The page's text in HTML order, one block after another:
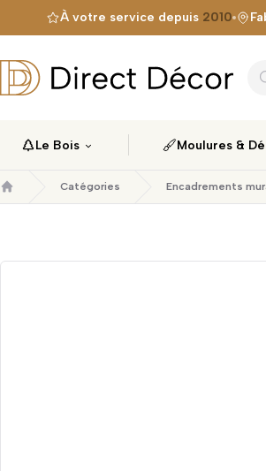
À votre service depuis 2010
Direct Décor
Le Bois Moulures &
Accueil
Catégories Encadrements